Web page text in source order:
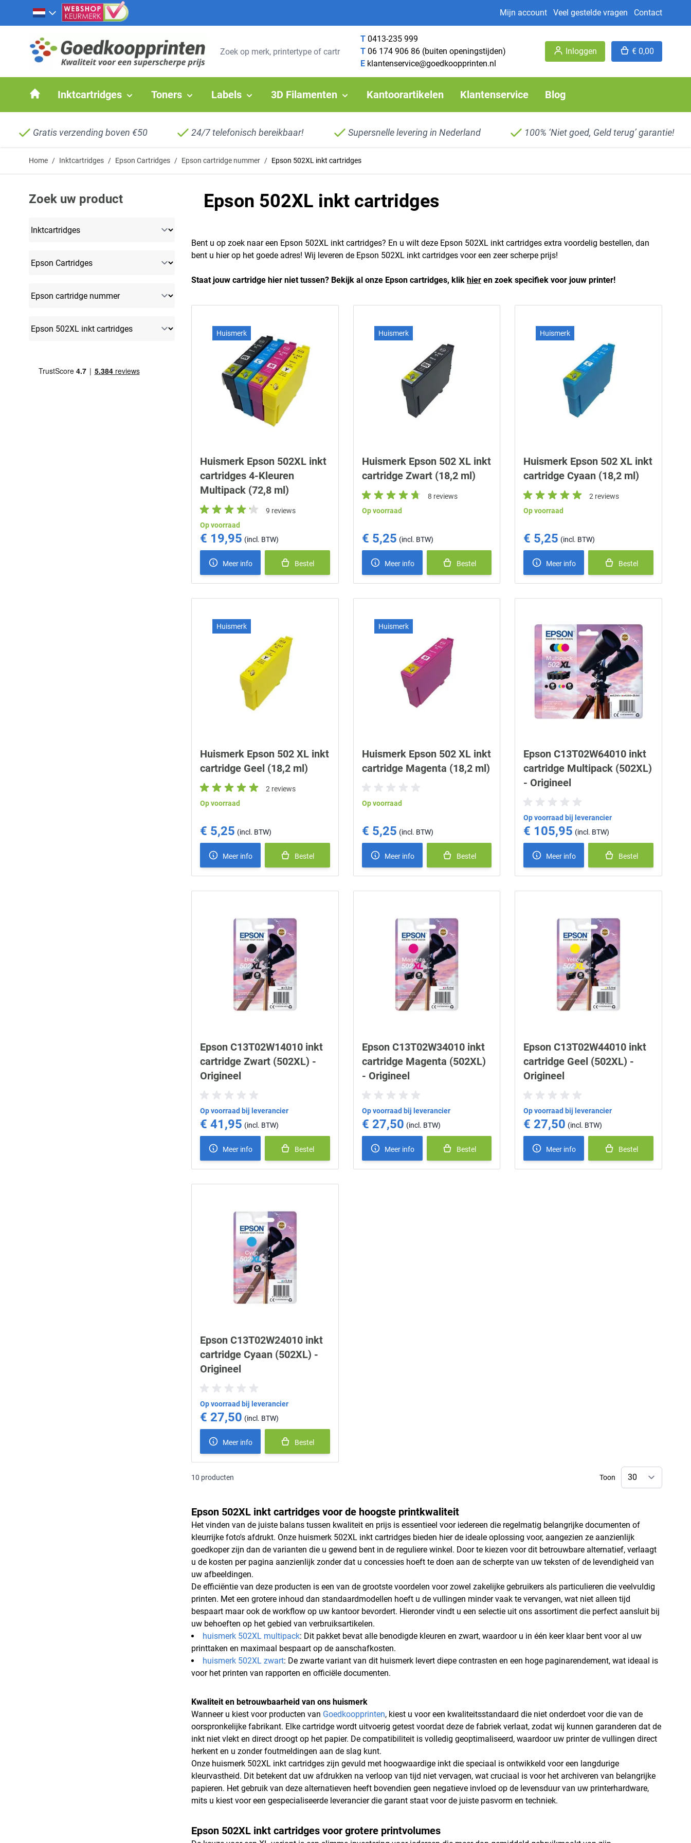
Ga naar de inhoud
Mijn account Veel gestelde vragen Contact
T 0413-235 999
T 06 174 906 86 (buiten openingstijden)
E klantenservice@goedkoopprinten.nl
Inloggen € 0,00
Inktcartridges Toners Labels 3D Filamenten Kantoorartikelen Klantenservice Blog
Gratis verzending boven €50 24/7 telefonisch bereikbaar! Supersnelle levering in Nederland 100% ‘Niet goed, Geld terug’ garantie!
Home / Inktcartridges / Epson Cartridges / Epson cartridge nummer / Epson 502XL inkt cartridges
Zoek uw product Epson 502XL inkt cartridges
Bent u op zoek naar een Epson 502XL inkt cartridges? En u wilt deze Epson 502XL inkt cartridges extra voordelig bestellen, dan
bent u hier op het goede adres! Wij leveren de Epson 502XL inkt cartridges voor een zeer scherpe prijs!
Staat jouw cartridge hier niet tussen? Bekijk al onze Epson cartridges, klik hier en zoek specifiek voor jouw printer!
Huismerk
Huismerk Epson 502XL inkt
cartridges 4-Kleuren
Multipack (72,8 ml)
9 reviews
Op voorraad
€ 19,95
Meer info Bestel
Huismerk
Huismerk Epson 502 XL inkt
cartridge Zwart (18,2 ml)
8 reviews
Op voorraad
€ 5,25
Meer info Bestel
Huismerk
Huismerk Epson 502 XL inkt
cartridge Cyaan (18,2 ml)
2 reviews
Op voorraad
€ 5,25
Meer info Bestel
Huismerk
Huismerk Epson 502 XL inkt
cartridge Geel (18,2 ml)
2 reviews
Op voorraad
€ 5,25
Meer info Bestel
Huismerk
Huismerk Epson 502 XL inkt
cartridge Magenta (18,2 ml)
Op voorraad
€ 5,25
Meer info Bestel
Epson C13T02W64010 inkt
cartridge Multipack (502XL)
- Origineel
Op voorraad bij leverancier
€ 105,95
Meer info Bestel
Epson C13T02W14010 inkt
cartridge Zwart (502XL) -
Origineel
Op voorraad bij leverancier
€ 41,95
Meer info Bestel
Epson C13T02W34010 inkt
cartridge Magenta (502XL)
- Origineel
Op voorraad bij leverancier
€ 27,50
Meer info Bestel
Epson C13T02W44010 inkt
cartridge Geel (502XL) -
Origineel
Op voorraad bij leverancier
€ 27,50
Meer info Bestel
Epson C13T02W24010 inkt
cartridge Cyaan (502XL) -
Origineel
Op voorraad bij leverancier
€ 27,50
Meer info Bestel
10 producten Toon
Epson 502XL inkt cartridges voor de hoogste printkwaliteit
Het vinden van de juiste balans tussen kwaliteit en prijs is essentieel voor iedereen die regelmatig belangrijke documenten of
kleurrijke foto's afdrukt. Onze huismerk 502XL inkt cartridges bieden hier de ideale oplossing voor, aangezien ze aanzienlijk
goedkoper zijn dan de varianten die u gewend bent in de reguliere winkel. Door te kiezen voor dit betrouwbare alternatief, verlaagt
u de kosten per pagina aanzienlijk zonder dat u concessies hoeft te doen aan de scherpte van uw teksten of de levendigheid van
uw afbeeldingen.
De efficiëntie van deze producten is een van de grootste voordelen voor zowel zakelijke gebruikers als particulieren die veelvuldig
printen. Met een grotere inhoud dan standaardmodellen hoeft u de vullingen minder vaak te vervangen, wat niet alleen tijd
bespaart maar ook de workflow op uw kantoor bevordert. Hieronder vindt u een selectie uit ons assortiment die perfect aansluit bij
uw behoeften op het gebied van verbruiksartikelen.
huismerk 502XL multipack: Dit pakket bevat alle benodigde kleuren en zwart, waardoor u in één keer klaar bent voor al uw
printtaken en maximaal bespaart op de aanschafkosten.
huismerk 502XL zwart: De zwarte variant van dit huismerk levert diepe contrasten en een hoge paginarendement, wat ideaal is
voor het printen van rapporten en officiële documenten.
Kwaliteit en betrouwbaarheid van ons huismerk
Wanneer u kiest voor producten van Goedkoopprinten, kiest u voor een kwaliteitsstandaard die niet onderdoet voor die van de
oorspronkelijke fabrikant. Elke cartridge wordt uitvoerig getest voordat deze de fabriek verlaat, zodat wij kunnen garanderen dat de
inkt niet vlekt en direct droogt op het papier. De compatibiliteit is volledig geoptimaliseerd, waardoor uw printer de vullingen direct
herkent en u zonder foutmeldingen aan de slag kunt.
Onze huismerk 502XL inkt cartridges zijn gevuld met hoogwaardige inkt die speciaal is ontwikkeld voor een langdurige
kleurvastheid. Dit betekent dat uw afdrukken na verloop van tijd niet vervagen, wat cruciaal is voor het archiveren van belangrijke
papieren. Het gebruik van deze alternatieven heeft bovendien geen negatieve invloed op de levensduur van uw printerhardware,
mits u kiest voor een gespecialiseerde leverancier die garant staat voor de juiste pasvorm en techniek.
Epson 502XL inkt cartridges voor grotere printvolumes